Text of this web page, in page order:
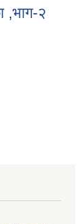
,भाग-२